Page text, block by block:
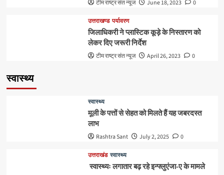
टीम राष्ट्र संत न्यूज June 18, 2023 0
उत्तराखण्ड पर्यावरण
जिलाधिकरी ने प्लास्टिक कूड़े के निस्तारण को
लेकर दिए जरूरी निर्देश
टीम राष्ट्र संत न्यूज April 26, 2023 0
स्वास्थ्य
स्वास्थ्य
मूली के पत्तों से सेहत को मिलते हैं यह जबरदस्त
लाभ
Rashtra Sant July 2, 2025 0
उत्तराखंड स्वास्थ्य
स्वास्थ्यः लगातार बढ़ रहे इन्फ्लुएंजा-ए के मामले